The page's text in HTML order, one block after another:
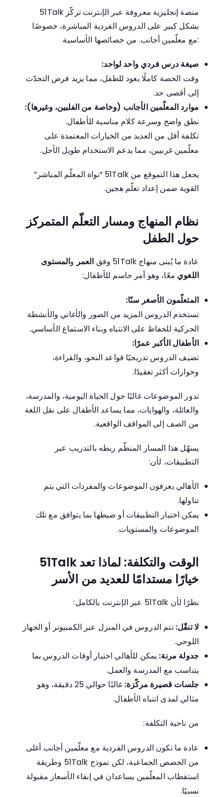
51Talk منصة إنجليزية معروفة عبر الإنترنت تركّز
بشكل كبير على الدروس الفردية المباشرة، خصوصًا
مع معلّمين أجانب. من خصائصها الأساسية:
صيغة درس فردي واحد لواحد:
وقت الحصة كاملًا يعود للطفل، مما يزيد فرص التحدّث
إلى أقصى حد.
موارد المعلّمين الأجانب (وخاصة من الفلبين، وغيرها):
نطق واضح وسرعة كلام مناسبة للأطفال.
تكلفة أقل من العديد من الخيارات المعتمدة على
معلّمين غربيين، مما يدعم الاستخدام طويل الأجل.
يجعل هذا التموقع من 51Talk “نواة المعلّم المباشر”
القوية ضمن إعداد تعلّم هجين.
نظام المنهاج ومسار التعلّم المتمركز
حول الطفل
عادة ما يُبنى منهاج 51Talk وفق العمر والمستوى
اللغوي معًا، وهو أمر حاسم للأطفال:
المتعلّمون الأصغر سنًا:
تستخدم الدروس المزيد من الصور والأغاني والأنشطة
الحركية للحفاظ على الانتباه وبناء الاستماع الأساسي.
الأطفال الأكبر عمرًا:
تضيف الدروس تدريجيًا قواعد النحو، والقراءة،
وحوارات أكثر تعقيدًا.
تدور الموضوعات غالبًا حول الحياة اليومية، والمدرسة،
والعائلة، والهوايات، مما يساعد الأطفال على نقل اللغة
من الصف إلى المواقف الواقعية.
يسهّل هذا المسار المنظّم ربطه بالتدريب عبر
التطبيقات، لأن:
الأهالي يعرفون الموضوعات والمفردات التي يتم
تناولها.
يمكن اختيار التطبيقات أو ضبطها بما يتوافق مع تلك
الموضوعات والمستويات.
الوقت والتكلفة: لماذا تعد 51Talk
خيارًا مستدامًا للعديد من الأسر
نظرًا لأن 51Talk عبر الإنترنت بالكامل:
لا تنقّل: تتم الدروس في المنزل عبر الكمبيوتر أو الجهاز
اللوحي.
جدولة مرنة: يمكن للأهالي اختيار أوقات الدروس بما
يتناسب مع المدرسة والعمل.
جلسات قصيرة مركّزة:
غالبًا حوالي 25 دقيقة، وهو
مثالي لمدى انتباه الأطفال.
من ناحية التكلفة:
عادة ما تكون الدروس الفردية مع معلّمين أجانب أغلى
من الحصص الجماعية، لكن نموذج 51Talk وطريقة
استقطاب المعلّمين يساعدان في إبقاء الأسعار مقبولة
نسبيًا.